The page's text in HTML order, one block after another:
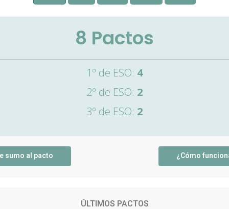
8 Pactos
1º de ESO: 4
2º de ESO: 2
3º de ESO: 2
sumo al pacto ¿Cómo
ÚLTIMOS PACTOS